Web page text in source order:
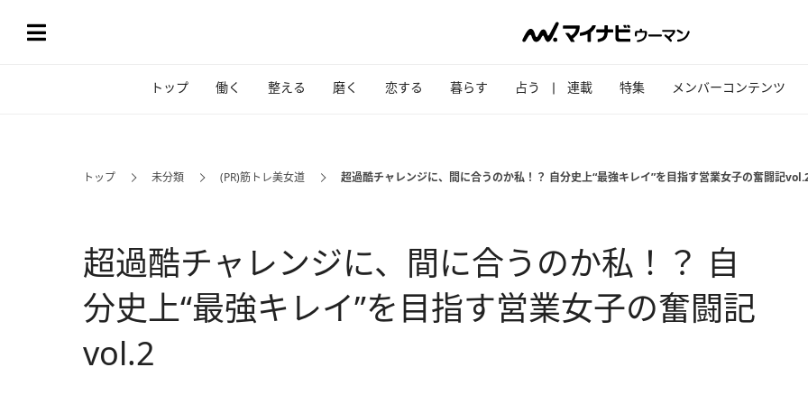
トップ 働く 整える 磨く 恋する 暮らす 占う 連載 特集 メンバーコンテンツ
トップ 未分類 (PR)筋トレ美女道 超過酷チャレンジに、間に合うのか私！？ 自分史上“最強キレイ”を目指す営業女子の奮闘記
超過酷チャレンジに、間に合うのか私！？ 自
分史上“最強キレイ”を目指す営業女子の奮闘記
vol.2